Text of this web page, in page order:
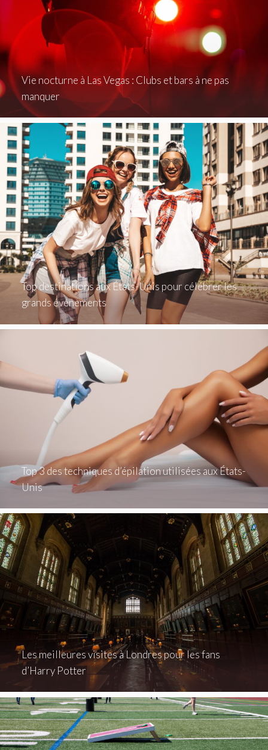
Vie nocturne à Las Vegas : Clubs et bars à ne pas
manquer
Top destinations aux États-Unis pour célébrer les
grands événements
Top 3 des techniques d’épilation utilisées aux États-
Unis
Les meilleures visites à Londres pour les fans
d’Harry Potter